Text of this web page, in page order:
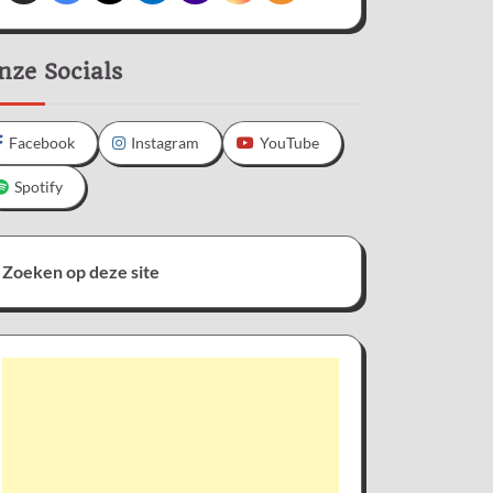
Socials
Facebook Instagram YouTube
Spotify
Zoeken op deze site